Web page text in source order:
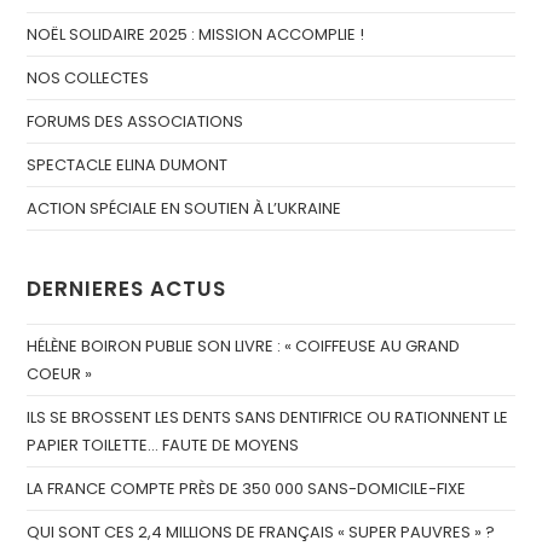
NOËL SOLIDAIRE 2025 : MISSION ACCOMPLIE !
NOS COLLECTES
FORUMS DES ASSOCIATIONS
SPECTACLE ELINA DUMONT
ACTION SPÉCIALE EN SOUTIEN À L’UKRAINE
DERNIERES ACTUS
HÉLÈNE BOIRON PUBLIE SON LIVRE : « COIFFEUSE AU GRAND
COEUR »
ILS SE BROSSENT LES DENTS SANS DENTIFRICE OU RATIONNENT LE
PAPIER TOILETTE… FAUTE DE MOYENS
LA FRANCE COMPTE PRÈS DE 350 000 SANS-DOMICILE-FIXE
QUI SONT CES 2,4 MILLIONS DE FRANÇAIS « SUPER PAUVRES » ?